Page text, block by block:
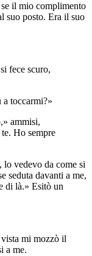
il mio complimento
suo posto. Era il suo
fece scuro,
toccarmi?»
ammisi,
Ho sempre
lo vedevo da come si
seduta davanti a me,
di là.» Esitò un
mi mozzò il
a me.